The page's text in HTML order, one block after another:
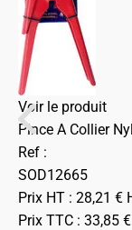
Voir le produit
Pince A Collier
Ref :
SOD12665
Prix HT : 28,21 €
Prix TTC : 33,85 €